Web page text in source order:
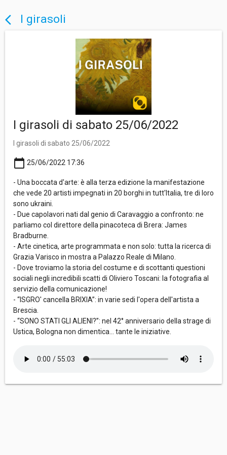
arrow_back_ios I girasoli
I girasoli di sabato 25/06/2022
I girasoli di sabato 25/06/2022
calendar_today 25/06/2022 17:36
- Una boccata d'arte: è alla terza edizione la manifestazione
che vede 20 artisti impegnati in 20 borghi in tutt'Italia, tre di loro
sono ukraini.
- Due capolavori nati dal genio di Caravaggio a confronto: ne
parliamo col direttore della pinacoteca di Brera: James
Bradburne.
- Arte cinetica, arte programmata e non solo: tutta la ricerca di
Grazia Varisco in mostra a Palazzo Reale di Milano.
- Dove troviamo la storia del costume e di scottanti questioni
sociali negli incredibili scatti di Oliviero Toscani: la fotografia al
servizio della comunicazione!
- “ISGRO' cancella BRIXIA”: in varie sedi l'opera dell'artista a
Brescia.
- “SONO STATI GLI ALIENI?”: nel 42° anniversario della strage di
Ustica, Bologna non dimentica… tante le iniziative.